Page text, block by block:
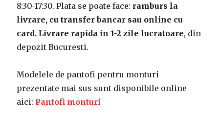
8:30-17:30. Plata se poate face: ramburs la
livrare, cu transfer bancar sau online cu
card. Livrare rapida in 1-2 zile lucratoare, din
depozit Bucuresti.
Modelele de pantofi pentru monturi
prezentate mai sus sunt disponibile online
aici: Pantofi monturi